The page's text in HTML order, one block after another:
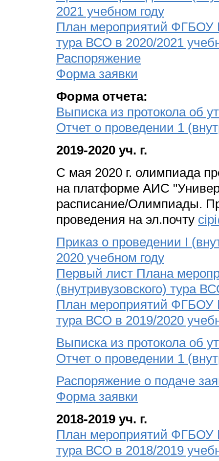
2021 учебном году
План мероприятий ФГБОУ
тура ВСО в 2020/2021
Распоряжение
Форма заявки
Форма отчета:
Выписка из протокола об
Отчет о проведении 1
2019-2020 уч. г.
С мая 2020 г. олимпиада
на платформе АИС
расписание/Олимпиады.
проведения на эл.почту
Приказ о проведении I
2020 учебном году
Первый лист Плана
(внутривузовского) тура
План мероприятий ФГБОУ
тура ВСО в 2019/2020
Выписка из протокола об
Отчет о проведении 1
Распоряжение о подаче
Форма заявки
2018-2019 уч. г.
План мероприятий ФГБОУ
тура ВСО в 2018/2019